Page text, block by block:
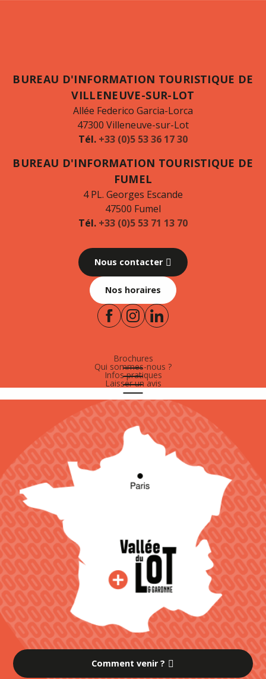
BUREAU D'INFORMATION TOURISTIQUE DE
VILLENEUVE-SUR-LOT
Allée Federico Garcia-Lorca
47300 Villeneuve-sur-Lot
Tél. +33 (0)5 53 36 17 30
BUREAU D'INFORMATION TOURISTIQUE DE
FUMEL
4 PL. Georges Escande
47500 Fumel
Tél. +33 (0)5 53 71 13 70
Nous contacter
Nos horaires
Brochures
Qui sommes-nous ?
Infos pratiques
Laisser un avis
Comment venir ?